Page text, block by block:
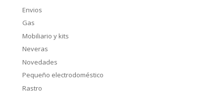
Envios
Gas
Mobiliario y kits
Neveras
Novedades
Pequeño electrodoméstico
Rastro